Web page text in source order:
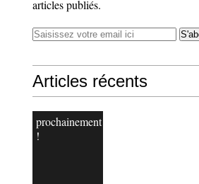
articles publiés.
Articles récents
prochainement
!